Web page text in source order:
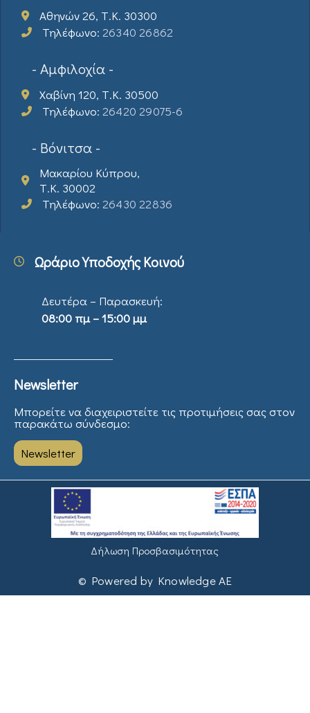
Αθηνών 26, Τ.Κ. 30300
Τηλέφωνο: 26340 26862
- Αμφιλοχία -
Χαβίνη 120, Τ.Κ. 30500
Τηλέφωνο: 26420 29075-6
- Βόνιτσα -
Μακαρίου Κύπρου,
Τ.Κ. 30002
Τηλέφωνο: 26430 22836
Ωράριο Υποδοχής Κοινού
Δευτέρα – Παρασκευή:
08:00 πμ – 15:00 μμ
Newsletter
Μπορείτε να διαχειριστείτε τις προτιμήσεις σας στον
παρακάτω σύνδεσμο:
Newsletter
Δήλωση Προσβασιμότητας
© Powered by Knowledge AE